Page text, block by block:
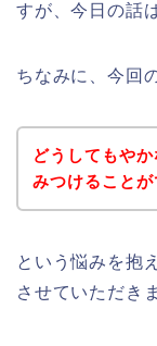
すが、今日の話
ちなみに、今回
どうしてもや
みつけることが
という悩みを抱
させていただき